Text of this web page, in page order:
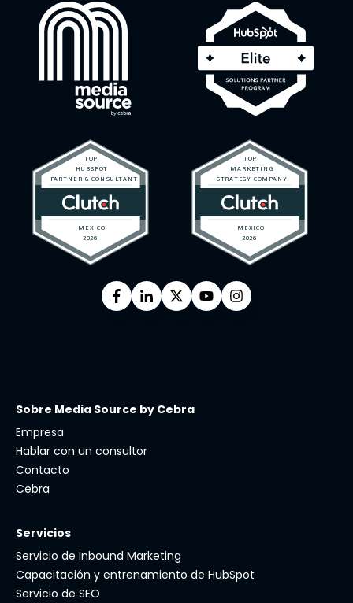
Sobre Media Source by Cebra
Empresa
Hablar con un consultor
Contacto
Cebra
Servicios
Servicio de Inbound Marketing
Capacitación y entrenamiento de HubSpot
Servicio de SEO